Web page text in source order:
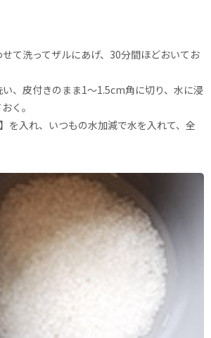
て洗ってザルにあげ、30分間ほどおいてお
、皮付きのまま1〜1.5cm角に切り、水に浸
く。
を入れ、いつもの水加減で水を入れて、全